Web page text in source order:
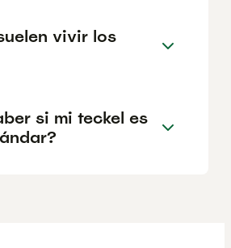
vivir los
si mi teckel es